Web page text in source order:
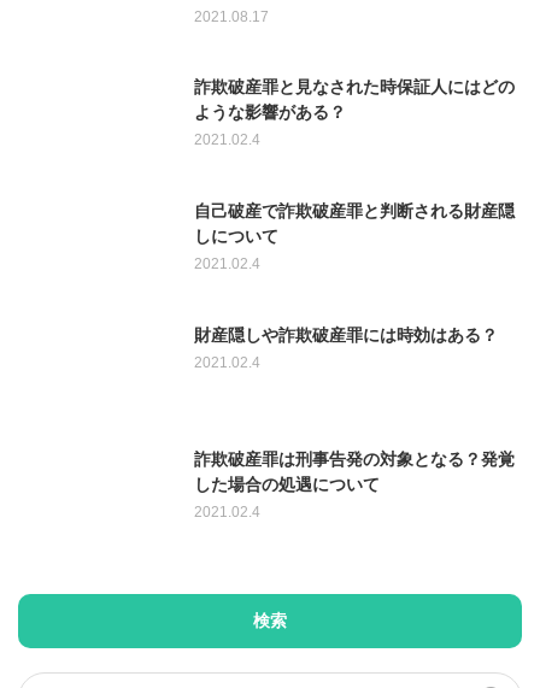
2021.08.17
詐欺破産罪と見なされた時保証人にはどの
ような影響がある？
2021.02.4
自己破産で詐欺破産罪と判断される財産隠
しについて
2021.02.4
財産隠しや詐欺破産罪には時効はある？
2021.02.4
詐欺破産罪は刑事告発の対象となる？発覚
した場合の処遇について
2021.02.4
検索